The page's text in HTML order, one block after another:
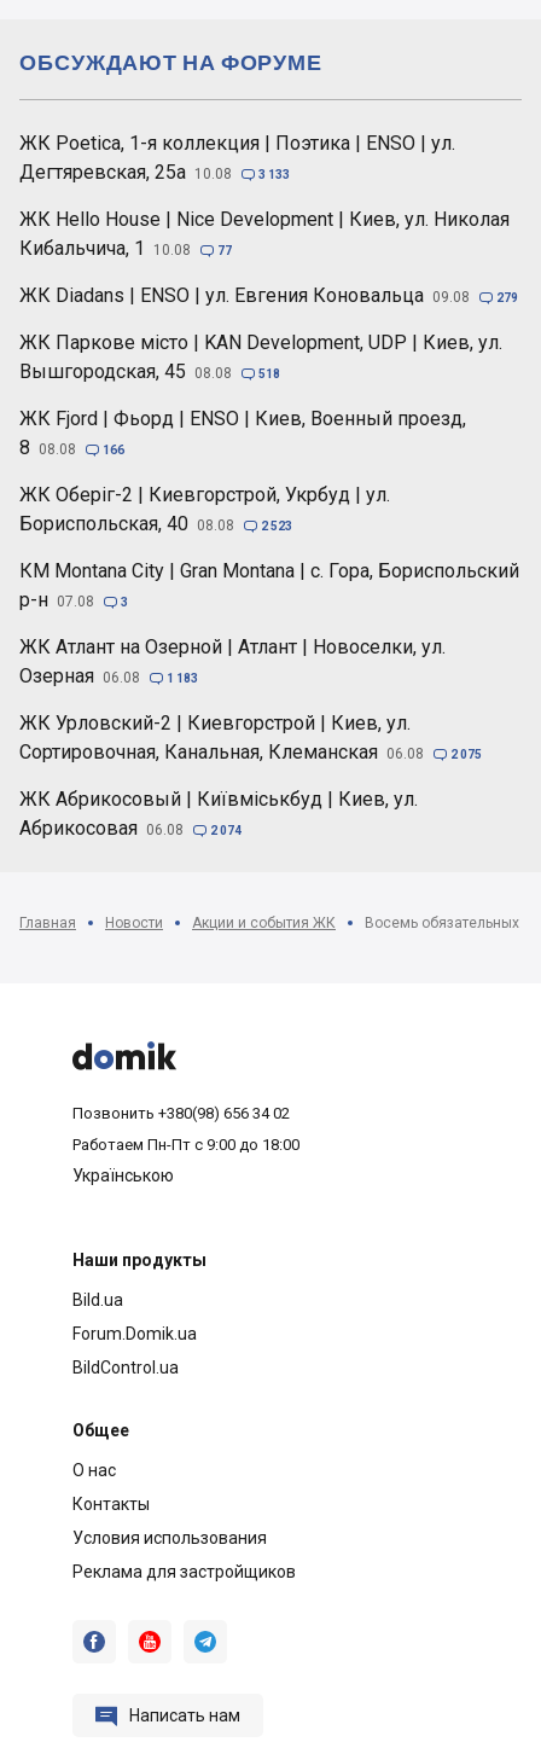
ЖК Poetica, 1-я коллекция | Поэтика | ENSO | ул.
Дегтяревская, 25а 10.08  3 133
ЖК Hello House | Nice Development | Киев, ул. Николая
Кибальчича, 1
10.08  77
ЖК Diadans | ENSO | ул. Евгения Коновальца 09.08  279
ЖК Паркове місто | KAN Development, UDP | Киев, ул.
Вышгородская, 45
08.08  518
ЖК Fjord | Фьорд | ENSO | Киев, Военный проезд,
8
08.08  166
ЖК Оберіг-2 | Киевгорстрой, Укрбуд | ул.
Бориспольская, 40 08.08  2 523
КМ Montana City | Gran Montana | с. Гора, Бориспольский
р-н 07.08  3
ЖК Атлант на Озерной | Атлант | Новоселки, ул.
Озерная 06.08  1 183
ЖК Урловский-2 | Киевгорстрой | Киев, ул.
Сортировочная, Канальная, Клеманская 06.08  2 075
ЖК Абрикосовый | Київміськбуд | Киев, ул.
Абрикосовая 06.08  2 074
ОБСУЖДАЮТ НА ФОРУМЕ
Главная Новости Акции и события ЖК



Позвонить +380(98) 656 34 02
Работаем Пн-Пт с 9:00 до 18:00
Українською
Наши продукты
Bild.ua
Forum.Domik.ua
BildControl.ua
Общее
О нас
Контакты
Условия использования
Реклама для застройщиков
  
 Написать нам